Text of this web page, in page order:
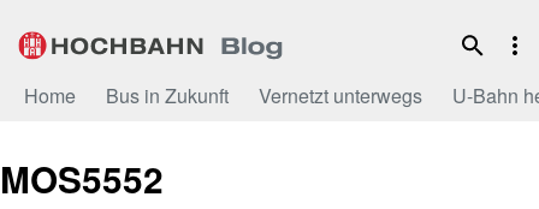
Inhalt
Home Bus in Zukunft Vernetzt unterwegs U-Bahn
MOS5552